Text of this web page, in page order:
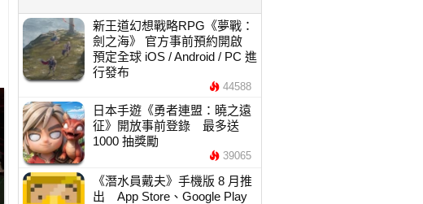
新王道幻想戰略RPG《夢戰：
劍之海》 官方事前預約開啟
預定全球 iOS / Android / PC 進
行發布
44588
日本手遊《勇者連盟：曉之遠
征》開放事前登錄 最多送
1000 抽獎勵
39065
《潛水員戴夫》手機版 8 月推
出 App Store、Google Play